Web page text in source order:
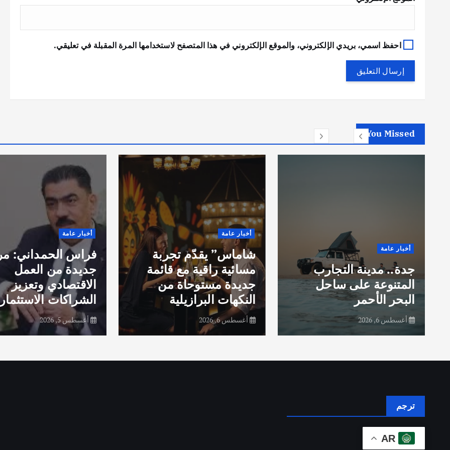
احفظ اسمي، بريدي الإلكتروني، والموقع الإلكتروني في هذا المتصفح لاستخدامها المرة المقبلة في تعليقي.
You Missed
أخبار عامة
جدة.. مدينة التجارب
المتنوعة على ساحل
البحر الأحمر
أغسطس 6, 2026
أخبار عامة
شاماس” يقدّم تجربة
مسائية راقية مع قائمة
جديدة مستوحاة من
النكهات البرازيلية
أغسطس 6, 2026
أخبار عامة
فراس الحمداني:
جديدة من العمل
الاقتصادي وتعزيز
الشراكات
أغسطس 5, 2026
ترجم
AR